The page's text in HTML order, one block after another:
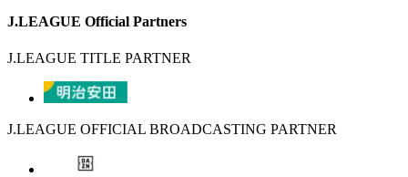
J.LEAGUE Official Partners
J.LEAGUE TITLE PARTNER
J.LEAGUE OFFICIAL BROADCASTING PARTNER